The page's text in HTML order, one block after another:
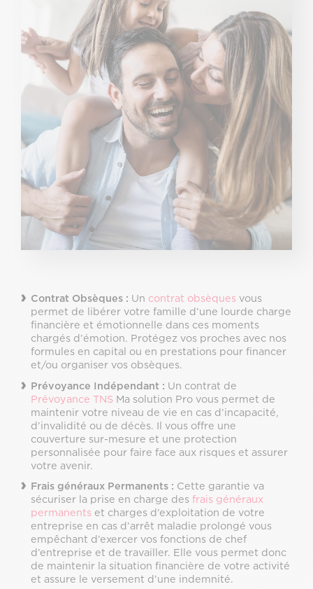
Contrat Obsèques : Un contrat obsèques vous
permet de libérer votre famille d’une lourde charge
financière et émotionnelle dans ces moments
chargés d’émotion. Protégez vos proches avec nos
formules en capital ou en prestations pour financer
et/ou organiser vos obsèques.
Prévoyance Indépendant : Un contrat de
Prévoyance TNS Ma solution Pro vous permet de
maintenir votre niveau de vie en cas d’incapacité,
d’invalidité ou de décès. Il vous offre une
couverture sur-mesure et une protection
personnalisée pour faire face aux risques et assurer
votre avenir.
Frais généraux Permanents : Cette garantie va
sécuriser la prise en charge des frais généraux
permanents et charges d’exploitation de votre
entreprise en cas d’arrêt maladie prolongé vous
empêchant d’exercer vos fonctions de chef
d’entreprise et de travailler. Elle vous permet donc
de maintenir la situation financière de votre activité
et assure le versement d’une indemnité.